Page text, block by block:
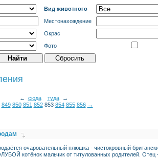
Вид животного
Местонахождение
Окрас
Фото
← сюда туда→
849 850 851 852 853 854 855 856 →
очаровательный плюшка - чистокровный
котёнок мальчик от титулованных родителей. Отец